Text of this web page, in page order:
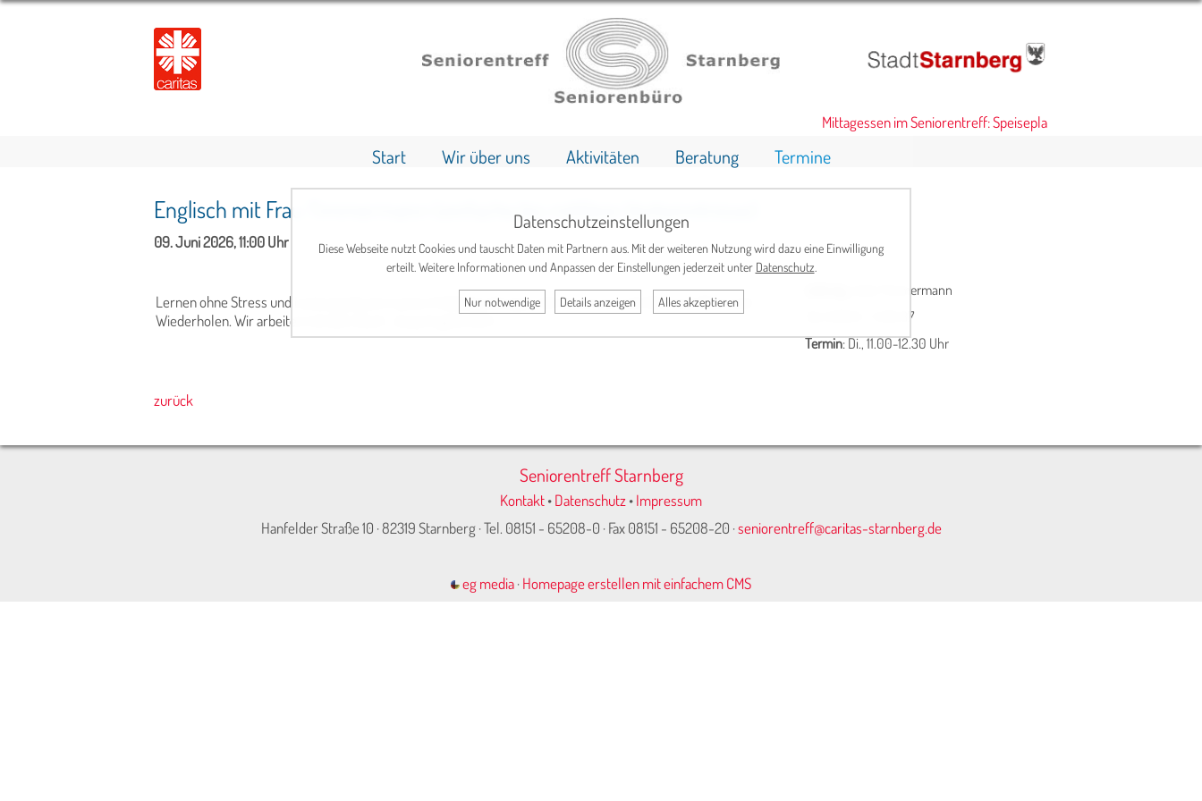
Mittagessen im Seniorentreff: Speiseplan•
Start Wir über uns Aktivitäten Beratung Termine
Englisch mit Frau Timmermann (einfache bis mittlere Vorkenntnisse)
09. Juni 2026, 11:00 Uhr
Lernen ohne Stress und Leistungsdruck in einer fröhlichen Gruppe. Wir lassen uns viel Zeit zum Üben und
Wiederholen. Wir arbeiten mit dem Buch „Easy English A2.2 .
: Julia Timmermann
Tel. 0 81 51 / 5 05 37
Termin: Di., 11.00-12.30 Uhr
zurück
Seniorentreff Starnberg
Kontakt•Datenschutz•Impressum
Hanfelder Straße 10 · 82319 Starnberg · Tel. 08151 - 65208-0 · Fax 08151 - 65208-20 ·seniorentreff@caritas-starnberg.de
eg media·Homepage erstellen mit einfachem CMS
Datenschutzeinstellungen
Diese Webseite nutzt Cookies und tauscht Daten mit Partnern aus. Mit der weiteren Nutzung wird dazu eine Einwilligung
erteilt. Weitere Informationen und Anpassen der Einstellungen jederzeit unter Datenschutz
Nur notwendige Details anzeigen Alles akzeptieren